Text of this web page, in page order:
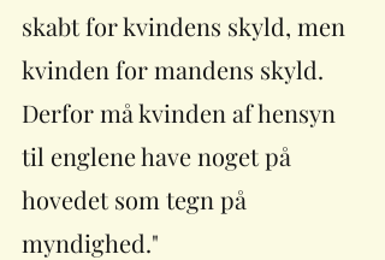
skabt for kvindens skyld, men
kvinden for mandens skyld.
Derfor må kvinden af hensyn
til englene have noget på
hovedet som tegn på
myndighed."